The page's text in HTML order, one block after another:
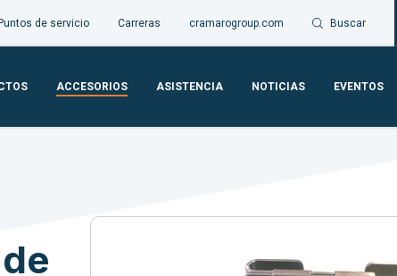
Puntos de servicio Carreras cramarogroup.com Buscar
ACCESORIOS ASISTENCIA NOTICIAS EVENTOS